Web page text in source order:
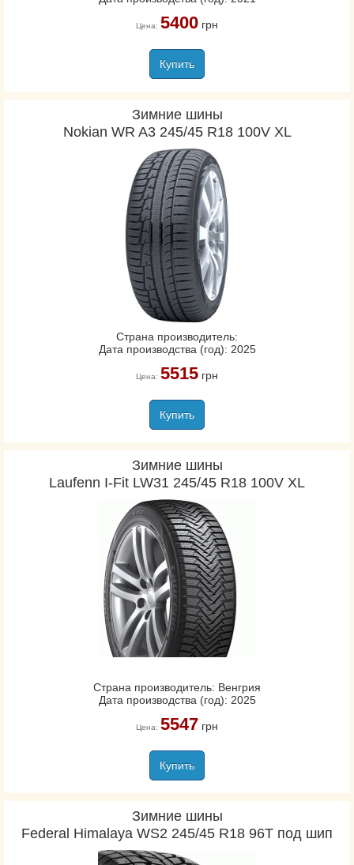
Цена: 5400грн
Купить
Зимние шины
Nokian WR A3 245/45 R18 100V XL
Страна производитель:
Дата производства (год): 2025
Цена: 5515грн
Купить
Зимние шины
Laufenn I-Fit LW31 245/45 R18 100V XL
Страна производитель: Венгрия
Дата производства (год): 2025
Цена: 5547грн
Купить
Зимние шины
Federal Himalaya WS2 245/45 R18 96T под шип